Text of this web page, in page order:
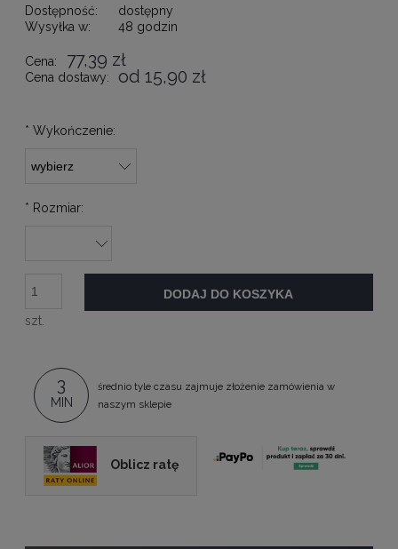
Dostępność:
dostępny
Wysyłka w:
48 godzin
Cena: 77,39 zł
Cena dostawy: od 15,90 zł
* Wykończenie:
* Rozmiar:
szt.
DODAJ DO KOSZYKA
3
MIN
średnio tyle czasu zajmuje złożenie zamówienia w
naszym sklepie
Oblicz ratę